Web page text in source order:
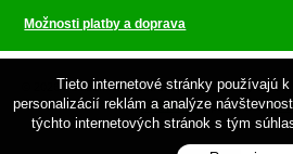
Možnosti platby a doprava
© 2026 Pokladnicne centrum , profesionalny servis
webhostingspoločnosti
Tieto internetové stránky používajú
personalizácií reklám a analýze
týchto internetových stránok s tým